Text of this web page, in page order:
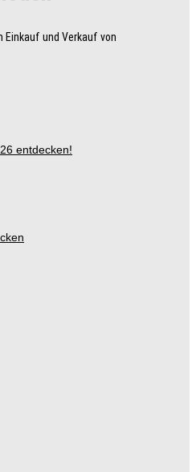
Einkauf und Verkauf von
entdecken!